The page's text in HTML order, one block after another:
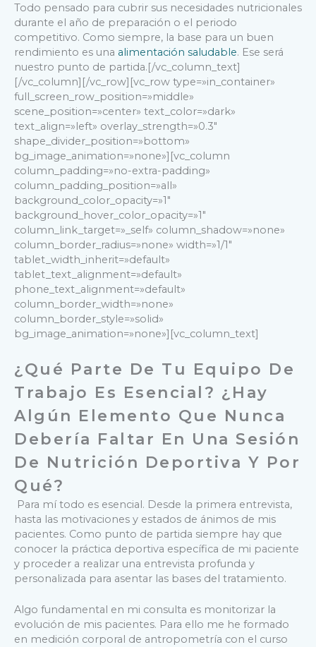
Todo pensado para cubrir sus necesidades nutricionales
durante el año de preparación o el periodo
competitivo. Como siempre, la base para un buen
rendimiento es una alimentación saludable. Ese será
nuestro punto de partida.[/vc_column_text]
[/vc_column][/vc_row][vc_row type=»in_container»
full_screen_row_position=»middle»
scene_position=»center» text_color=»dark»
text_align=»left» overlay_strength=»0.3″
shape_divider_position=»bottom»
bg_image_animation=»none»][vc_column
column_padding=»no-extra-padding»
column_padding_position=»all»
background_color_opacity=»1″
background_hover_color_opacity=»1″
column_link_target=»_self» column_shadow=»none»
column_border_radius=»none» width=»1/1″
tablet_width_inherit=»default»
tablet_text_alignment=»default»
phone_text_alignment=»default»
column_border_width=»none»
column_border_style=»solid»
bg_image_animation=»none»][vc_column_text]
¿Qué Parte De Tu Equipo De
Trabajo Es Esencial? ¿Hay
Algún Elemento Que Nunca
Debería Faltar En Una Sesión
De Nutrición Deportiva Y Por
Qué?
Para mí todo es esencial. Desde la primera entrevista,
hasta las motivaciones y estados de ánimos de mis
pacientes. Como punto de partida siempre hay que
conocer la práctica deportiva específica de mi paciente
y proceder a realizar una entrevista profunda y
personalizada para asentar las bases del tratamiento.
Algo fundamental en mi consulta es monitorizar la
evolución de mis pacientes. Para ello me he formado
en medición corporal de antropometría con el curso